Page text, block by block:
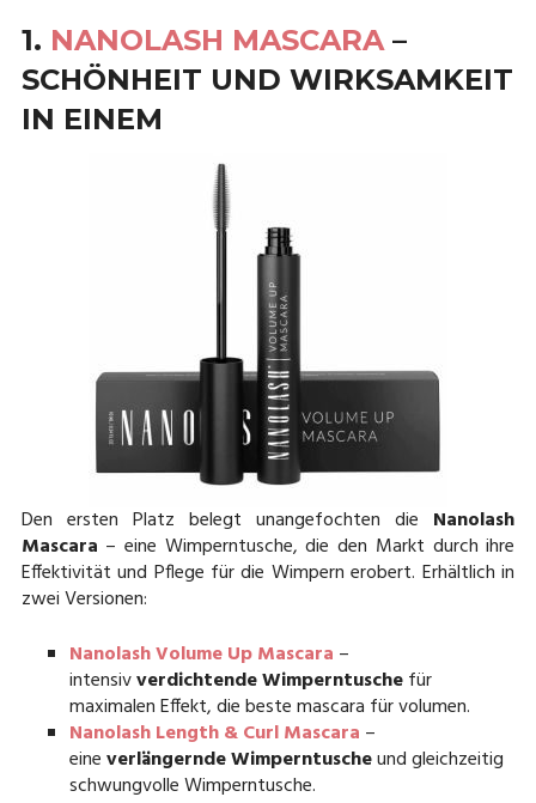
1. NANOLASH MASCARA–
SCHÖNHEIT UND WIRKSAMKEIT
IN EINEM
Den ersten Platz belegt unangefochten die Nanolash
Mascara – eine Wimperntusche, die den Markt durch ihre
Effektivität und Pflege für die Wimpern erobert. Erhältlich in
zwei Versionen:
Nanolash Volume Up Mascara –
intensivverdichtende Wimperntuschefür
maximalen Effekt, die beste mascara für volumen.
Nanolash Length & Curl Mascara –
eineverlängernde Wimperntuscheund gleichzeitig
schwungvolle Wimperntusche.